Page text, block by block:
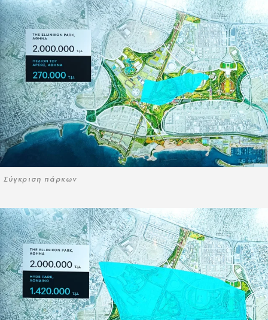
Σύγκριση πάρκων